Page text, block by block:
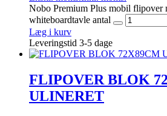
Nobo Premium Plus mobil flipover
whiteboardtavle antal
Læg i kurv
Leveringstid 3-5 dage
FLIPOVER BLOK
ULINERET